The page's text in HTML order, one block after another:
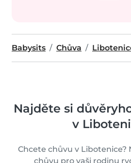
Babysits Chůva
Najděte si
v
Chcete chůvu v
chůvu pro vaši rodinu